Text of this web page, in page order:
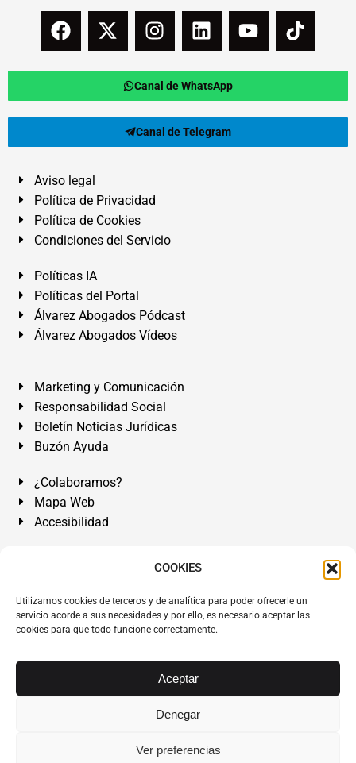
COOKIES
Utilizamos cookies de terceros y de analítica para poder ofrecerle un
servicio acorde a sus necesidades y por ello, es necesario aceptar las
cookies para que todo funcione correctamente.
Aceptar
Denegar
Ver preferencias
Canal de WhatsApp
Canal de Telegram
Aviso legal
Política de Privacidad
Política de Cookies
Condiciones del Servicio
Políticas IA
Políticas del Portal
Álvarez Abogados Pódcast
Álvarez Abogados Vídeos
Marketing y Comunicación
Responsabilidad Social
Boletín Noticias Jurídicas
Buzón Ayuda
¿Colaboramos?
Mapa Web
Accesibilidad
Álvarez Abogados Tenerife:Calle Teobaldo Power Nº 7,
de Tenerife. Islas Canarias.
Somos Abogados especialistas del Derecho desde 1954.
Tenerife Sur .Mejores Abogados Tenerife
Abogados colegiados y ejercientes del ICATF.